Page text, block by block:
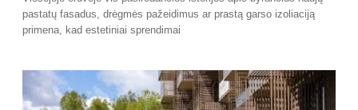
pastatų fasadus, drėgmės pažeidimus ar prastą garso izoliaciją
primena, kad estetiniai sprendimai